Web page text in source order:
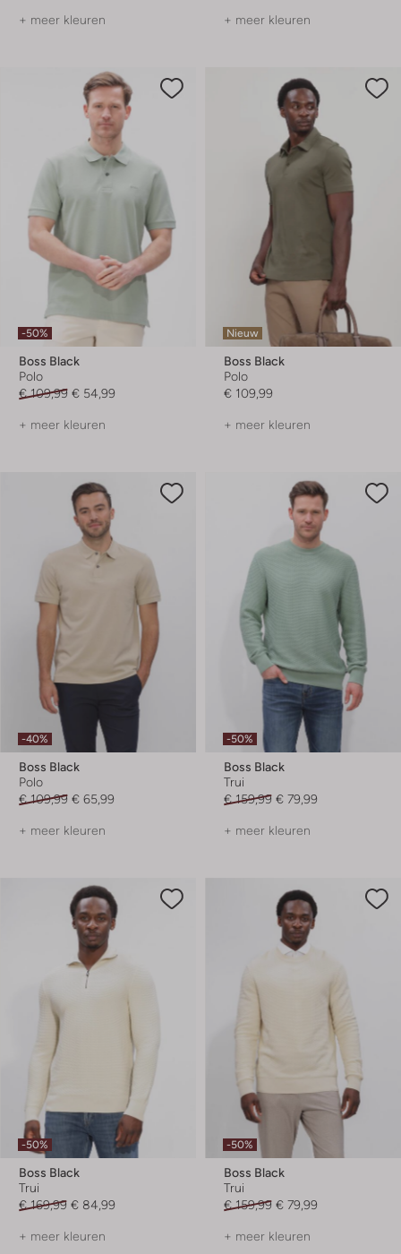
+ meer kleuren + meer kleuren
-50%
Boss Black
Polo
€ 109,99 € 54,99
+ meer kleuren
Nieuw
Boss Black
Polo
€ 109,99
+ meer kleuren
-40%
Boss Black
Polo
€ 109,99 € 65,99
+ meer kleuren
-50%
Boss Black
Trui
€ 159,99 € 79,99
+ meer kleuren
-50%
Boss Black
Trui
€ 169,99 € 84,99
+ meer kleuren
-50%
Boss Black
Trui
€ 159,99 € 79,99
+ meer kleuren